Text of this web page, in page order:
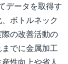
データを取得す
ボトルネック
の改善活動の
でに金属加工